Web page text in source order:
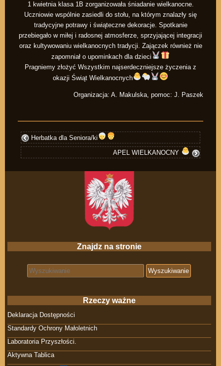
1 kwietnia klasa 1B zorganizowała śniadanie wielkanocne.
Uczniowie wspólnie zasiedli do stołu, na którym znalazły się
tradycyjne potrawy i świąteczne dekoracje. Spotkanie
przebiegało w miłej i radosnej atmosferze, sprzyjającej integracji
oraz kultywowaniu wielkanocnych tradycji. Zajączek również nie
zapomniał o upominkach dla dzieci
Pragniemy złożyć Wszystkim najserdeczniejsze życzenia z
okazji Świąt Wielkanocnych
Organizacja: A. Makulska, pomoc: J. Paszek
Herbatka dla Seniora/ki
APEL WIELKANOCNY
Znajdz na stronie
Search for:
Rzeczy ważne
Deklaracja Dostępności
Standardy Ochrony Małoletnich
Laboratoria Przyszłości.
Aktywna Tablica